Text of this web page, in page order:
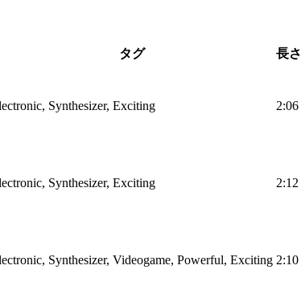
タグ 長さ
Synthesizer, Exciting 2:06
Synthesizer, Exciting 2:12
Synthesizer, Videogame, Powerful, Exciting 2:10